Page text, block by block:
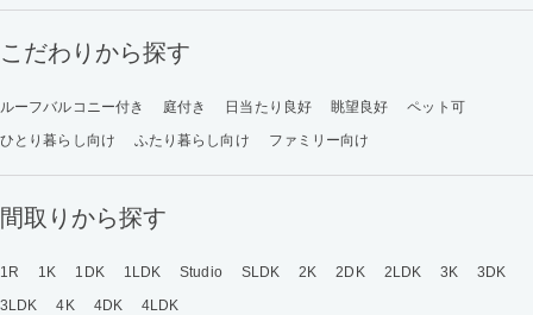
こだわりから探す
ルーフバルコニー付き 庭付き 日当たり良好 眺望良好
ペット可
ひとり暮らし向け
ふたり暮らし向け ファミリー向け
間取りから探す
1R 1K 1DK 1LDK Studio SLDK 2K 2DK 2LDK 3K
3DK
3LDK
4K 4DK 4LDK